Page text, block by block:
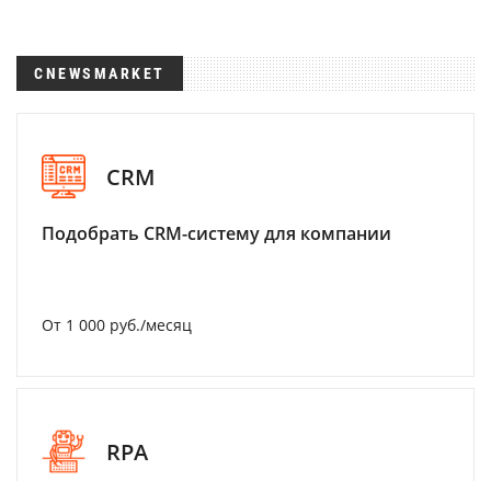
CNEWSMARKET
CRM
Подобрать CRM-систему для компании
От 1 000 руб./месяц
RPA